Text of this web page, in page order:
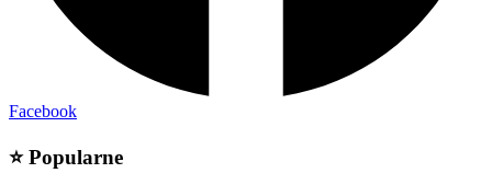
Facebook
⭐ Popularne